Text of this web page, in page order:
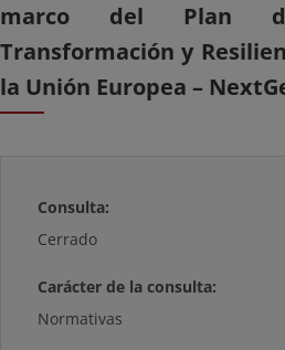
marco del Plan de
Transformación y
la Unión Europea –
Consulta:
Cerrado
Carácter de la consulta:
Normativas